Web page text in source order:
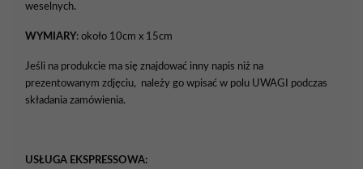
weselnych.
WYMIARY: około 10cm x 15cm
Jeśli na produkcie ma się znajdować inny napis niż na
prezentowanym zdjęciu, należy go wpisać w polu UWAGI podczas
składania zamówienia.
USŁUGA EKSPRESSOWA: